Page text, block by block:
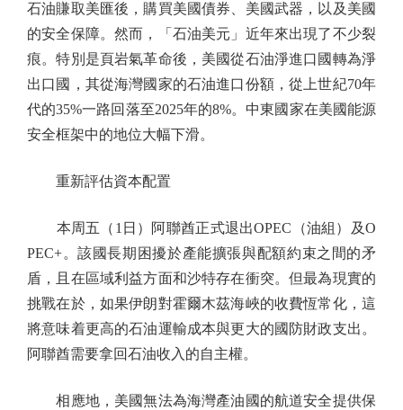
石油賺取美匯後，購買美國債券、美國武器，以及美國
的安全保障。然而，「石油美元」近年來出現了不少裂
痕。特別是頁岩氣革命後，美國從石油淨進口國轉為淨
出口國，其從海灣國家的石油進口份額，從上世紀70年
代的35%一路回落至2025年的8%。中東國家在美國能源
安全框架中的地位大幅下滑。
重新評估資本配置
本周五（1日）阿聯酋正式退出OPEC（油組）及O
PEC+。該國長期困擾於產能擴張與配額約束之間的矛
盾，且在區域利益方面和沙特存在衝突。但最為現實的
挑戰在於，如果伊朗對霍爾木茲海峽的收費恆常化，這
將意味着更高的石油運輸成本與更大的國防財政支出。
阿聯酋需要拿回石油收入的自主權。
相應地，美國無法為海灣產油國的航道安全提供保